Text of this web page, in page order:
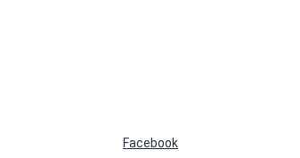
Facebook